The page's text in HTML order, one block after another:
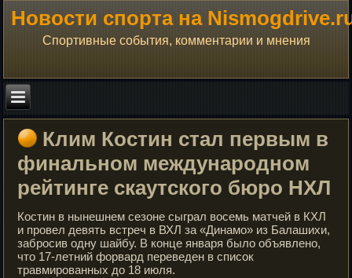
Новости спорта на
Спортивные события, комментарии и мнения
Клим Костин стал первым в
финальном международном
рейтинге скаутского бюро НХЛ
Костин в нынешнем сезоне сыграл восемь матчей в КХЛ
и провел девять встреч в ВХЛ за «Динамо» из Балашихи,
забросив одну шайбу. В конце января было объявлено,
что 17-летний форвард переведен в список
травмированных до 18 июля.